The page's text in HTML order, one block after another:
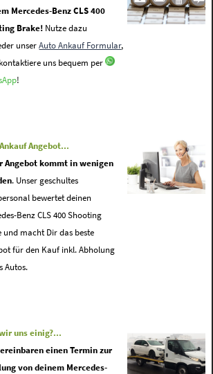
Mercedes-Benz CLS 400
Brake! Nutze dazu
unserAuto Ankauf Formular,
uns bequem per
!
Angebot...
Angebot kommt in wenigen
. Unser geschultes
bewertet deinen
Benz CLS 400 Shooting
und macht Dir das beste
für den Kauf inkl. Abholung
Autos.
uns einig?...
einen Termin zur
von deinem Mercedes-